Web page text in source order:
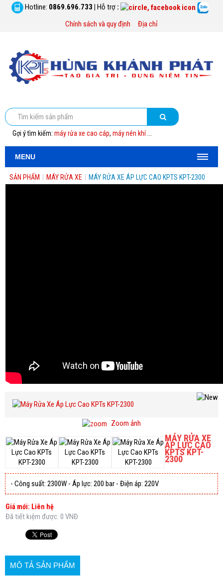
Hotline: 0869.696.733 | Hỗ trợ :
Chính sách và quy định
Địa chỉ
Gợi ý tìm kiếm: máy rửa xe cao cáp, máy nén khí...
MENU
SẢN PHẨM MÁY RỬA XE MÁY RỬA XE ÁP LỰC CAO KPTS KPT-2300
Zoom ảnh
MÁY RỬA XE
ÁP LỰC CAO
KPTS KPT-
2300
- Công suất: 2300W - Áp lực: 200 bar - Điện áp: 220V
Giá mới: Liên hệ
Đã tiết kiệm được: 0 VNĐ
MÔ TẢ SẢN PHẨM